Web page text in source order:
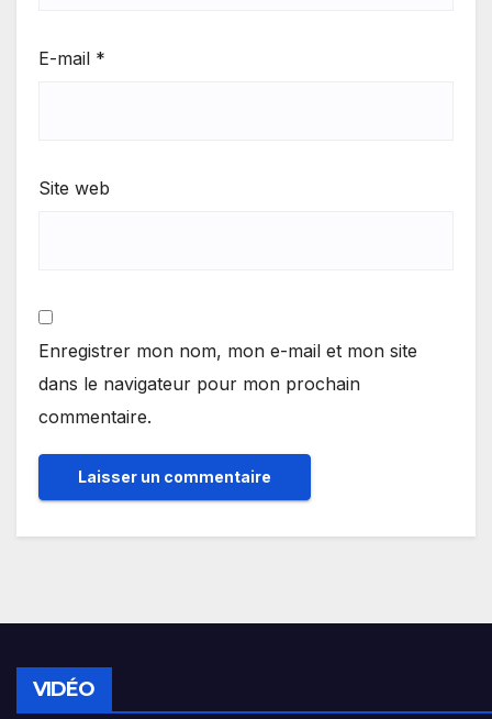
E-mail *
Site web
Enregistrer mon nom, mon e-mail et mon site
dans le navigateur pour mon prochain
commentaire.
VIDÉO